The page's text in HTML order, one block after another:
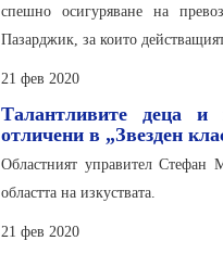
спешно осигуряване на
Пазарджик, за които
21 фев 2020
Талантливите деца
отличени в „Звезден
Областният управител Стефан
областта на изкуствата.
21 фев 2020